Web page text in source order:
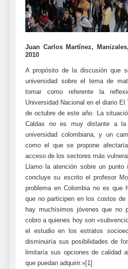
Juan Carlos Martínez,
2010
A propósito de la discusión que
universidad sobre el tema de
tomar como referente la
Universidad Nacional en el diario El
de octubre de este año. La
Caldas no es muy distante a la
universidad colombiana, y un
como el que se propone
acceso de los sectores más
Llamo la atención sobre un
concluye su escrito el profesor
problema en Colombia no es que
que no participen en los costos de
hay muchísimos jóvenes que no
cobro a quienes hoy son
el estudio en los estratos
disminuiría sus posibilidades de
limitaría sus opciones de calidad
que puedan adquirir.»[1]